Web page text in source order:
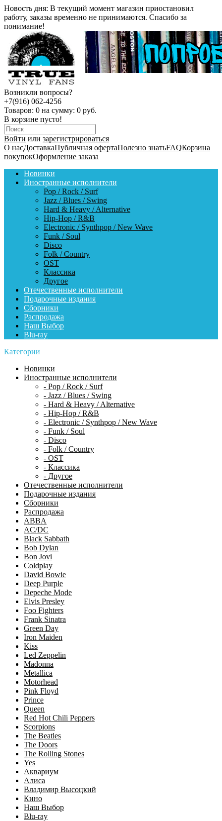
Новость дня: В текущий момент магазин приостановил
работу, заказы временно не принимаются. Спасибо за
понимание!
Возникли вопросы?
+7(916) 062-4256
Товаров: 0 на сумму: 0 руб.
В корзине пусто!
Войти или зарегистрироваться
О насДоставкаПубличная офертаПолезно знатьFAQКорзина
покупокОформление заказа
Новинки
Иностранные исполнители
Pop / Rock / Surf
Jazz / Blues / Swing
Hard & Heavy / Alternative
Hip-Hop / R&B
Electronic / Synthpop / New Wave
Funk / Soul
Disco
Folk / Country
OST
Классика
Другое
Отечественные исполнители
Подарочные издания
Сборники
Распродажа
Наш Выбор
Blu-ray
Категории
Новинки
Иностранные исполнители
- Pop / Rock / Surf
- Jazz / Blues / Swing
- Hard & Heavy / Alternative
- Hip-Hop / R&B
- Electronic / Synthpop / New Wave
- Funk / Soul
- Disco
- Folk / Country
- OST
- Классика
- Другое
Отечественные исполнители
Подарочные издания
Сборники
Распродажа
ABBA
AC/DC
Black Sabbath
Bob Dylan
Bon Jovi
Coldplay
David Bowie
Deep Purple
Depeche Mode
Elvis Presley
Foo Fighters
Frank Sinatra
Green Day
Iron Maiden
Kiss
Led Zeppelin
Madonna
Metallica
Motorhead
Pink Floyd
Prince
Queen
Red Hot Chili Peppers
Scorpions
The Beatles
The Doors
The Rolling Stones
Yes
Аквариум
Алиса
Владимир Высоцкий
Кино
Наш Выбор
Blu-ray